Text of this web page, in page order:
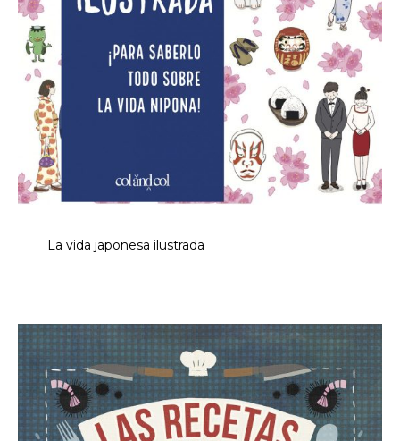
La vida japonesa ilustrada